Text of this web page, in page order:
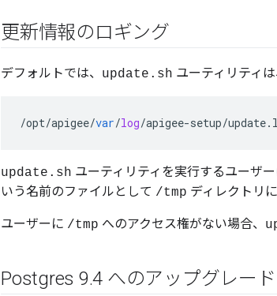
更新情報のロギング
デフォルトでは、 update.sh ユーティリティ
/opt/apigee/var/log/apigee-setup/update.
update.sh ユーティリティを実行するユーザ
いう名前のファイルとして /tmp ディレクトリ
ユーザーに /tmp へのアクセス権がない場合、
Postgres 9.4 へのアップグレー